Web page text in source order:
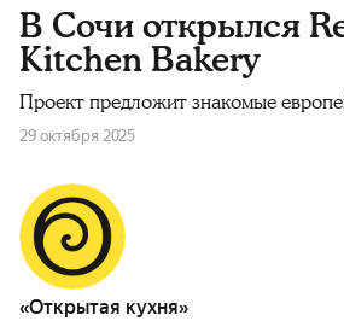
В Сочи открылся
Kitchen Bakery
Проект предложит знакомые
29 октября 2025
«Открытая кухня»